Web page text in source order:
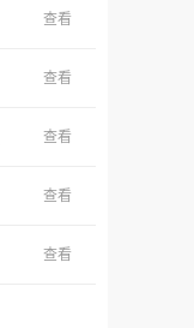
查看
查看
查看
查看
查看